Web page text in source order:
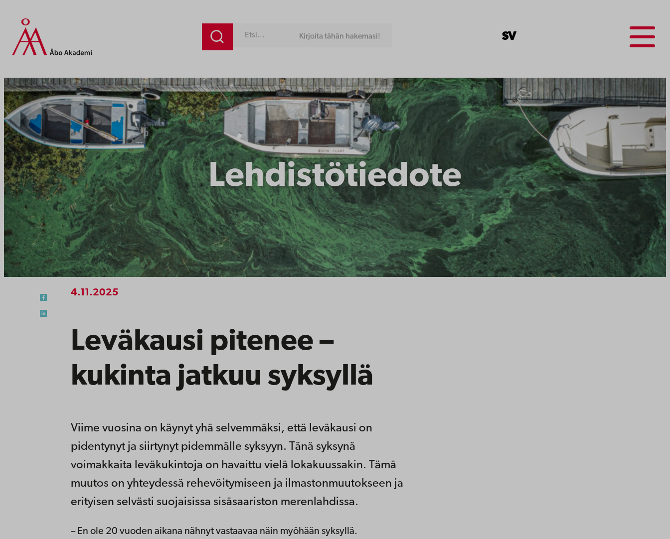
sisältöön
Kirjoita tähän hakemasi! SV
Menu
Lehdistötiedote
4.11.2025
Leväkausi pitenee –
kukinta jatkuu syksyllä
Viime vuosina on käynyt yhä selvemmäksi, että leväkausi on
pidentynyt ja siirtynyt pidemmälle syksyyn. Tänä syksynä
voimakkaita leväkukintoja on havaittu vielä lokakuussakin. Tämä
muutos on yhteydessä rehevöitymiseen ja ilmastonmuutokseen ja
erityisen selvästi suojaisissa sisäsaariston merenlahdissa.
– En ole 20 vuoden aikana nähnyt vastaavaa näin myöhään syksyllä.